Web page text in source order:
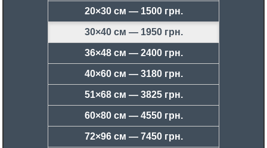
20×30 см — 1500 грн.
30×40 см — 1950 грн.
36×48 см — 2400 грн.
40×60 см — 3180 грн.
51×68 см — 3825 грн.
60×80 см — 4550 грн.
72×96 см — 7450 грн.